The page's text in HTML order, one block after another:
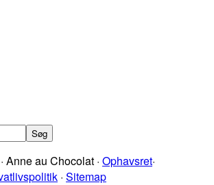
Anne au Chocolat · Ophavsret·
· Sitemap